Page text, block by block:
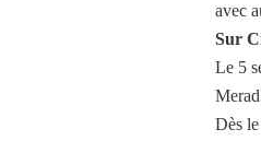
avec
Sur
Le 5
Dès